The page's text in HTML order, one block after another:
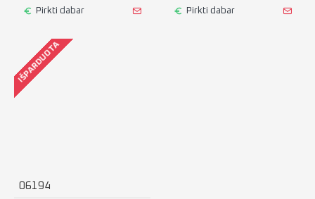
Pirkti dabar Pirkti dabar
IŠPARDUOTA
06194